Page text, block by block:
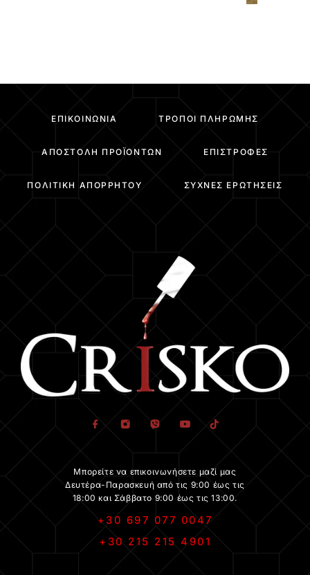
ΕΠΙΚΟΙΝΩΝΊΑ ΤΡΌΠΟΙ ΠΛΗΡΩΜΉΣ
ΑΠΟΣΤΟΛΉ ΠΡΟΪΌΝΤΩΝ ΕΠΙΣΤΡΟΦΈΣ
ΠΟΛΙΤΙΚΉ ΑΠΟΡΡΉΤΟΥ ΣΥΧΝΈΣ ΕΡΩΤΉΣΕΙΣ
Μπορείτε να επικοινωνήσετε μαζί μας
Δευτέρα-Παρασκευή από τις 9:00 έως τις
18:00 και Σάββατο 9:00 έως τις 13:00.
+30 697 077 0047
+30 215 215 4901